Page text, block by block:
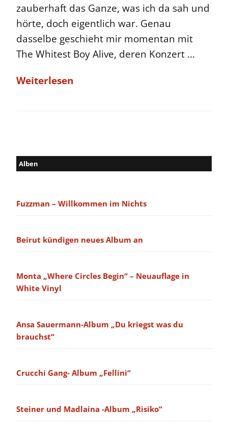
zauberhaft das Ganze, was ich da sah und
hörte, doch eigentlich war. Genau
dasselbe geschieht mir momentan mit
The Whitest Boy Alive, deren Konzert …
Weiterlesen
Alben
Fuzzman – Willkommen im Nichts
Beirut kündigen neues Album an
Monta „Where Circles Begin“ – Neuauflage in
White Vinyl
Ansa Sauermann-Album „Du kriegst was du
brauchst“
Crucchi Gang- Album „Fellini“
Steiner und Madlaina -Album „Risiko“